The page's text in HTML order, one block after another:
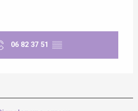
06 82 37 51 ▒▒